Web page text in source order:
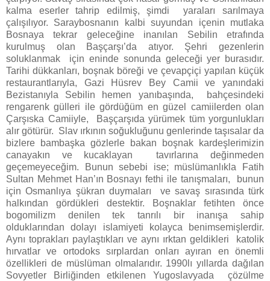
kalma eserler tahrip edilmiş, şimdi yaraları sarılmaya
çalışılıyor. Saraybosnanın kalbi suyundan içenin mutlaka
Bosnaya tekrar geleceğine inanılan Sebilin etrafında
kurulmuş olan Başçarşı’da atıyor. Şehri gezenlerin
soluklanmak için eninde sonunda geleceği yer burasıdır.
Tarihi dükkanları, boşnak böreği ve çevapçiçi yapılan küçük
restaurantlarıyla, Gazi Hüsrev Bey Camii ve yanındaki
Bezistanıyla Sebilin hemen yanıbaşında, bahçesindeki
rengarenk gülleri ile gördüğüm en güzel camiilerden olan
Çarşıska Camiiyle, Başçarşıda yürümek tüm yorgunlukları
alır götürür. Slav ırkının soğukluğunu genlerinde taşısalar da
bizlere bambaşka gözlerle bakan boşnak kardeşlerimizin
canayakın ve kucaklayan tavırlarına değinmeden
geçemeyeceğim. Bunun sebebi ise; müslümanlıkla Fatih
Sultan Mehmet Han’ın Bosnayı fethi ile tanışmaları, bunun
için Osmanlıya şükran duymaları ve savaş sırasında türk
halkından gördükleri destektir. Boşnaklar fetihten önce
bogomilizm denilen tek tanrılı bir inanışa sahip
olduklarından dolayı islamiyeti kolayca benimsemişlerdir.
Aynı toprakları paylaştıkları ve aynı ırktan geldikleri katolik
hırvatlar ve ortodoks sırplardan onları ayıran en önemli
özellikleri de müslüman olmalarıdır. 1990lı yıllarda dağılan
Sovyetler Birliğinden etkilenen Yugoslavyada çözülme